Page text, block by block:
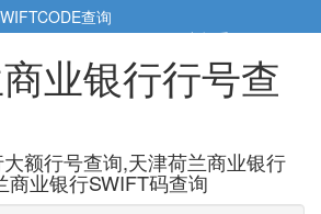
查询
5cm小帮手5cm.cn
业银行行号查
额行号查询,天津荷兰商业银行
商业银行SWIFT码查询